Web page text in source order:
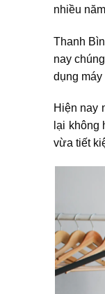
nhiều
Thanh
nay
dụng
Hiện nay
lại không
vừa tiết